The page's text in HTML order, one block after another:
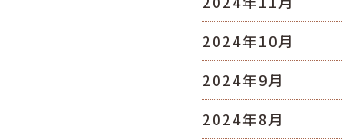
2024年10月
2024年9月
2024年8月